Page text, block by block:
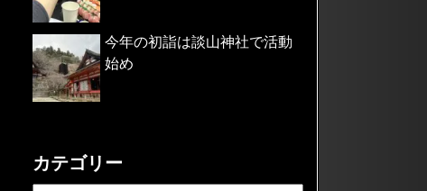
今年の初詣は談山神社で活動
始め
カテゴリー